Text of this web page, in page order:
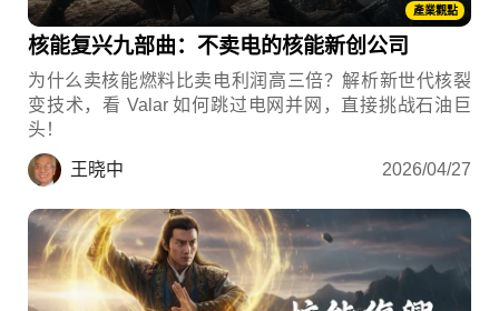
產業觀點
核能复兴九部曲：不卖电的核能新创公司
为什么卖核能燃料比卖电利润高三倍？解析新世代核裂
变技术，看 Valar 如何跳过电网并网，直接挑战石油巨
头！
王晓中 2026/04/27